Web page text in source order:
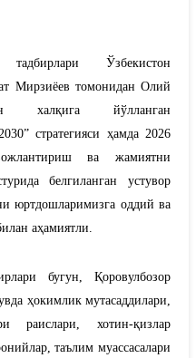
Ўзбекистон
Мирзиёев томонидан Олий
халқига йўлланган
”стратегияси ҳамда 2026
риш ва жамиятни
белгиланган устувор
юртдошларимизга оддий ва
аҳамиятли.
бугун, Қоровулбозор
ҳокимлик мутасаддилари,
раислари, хотин-қизлар
таълим муассасалари